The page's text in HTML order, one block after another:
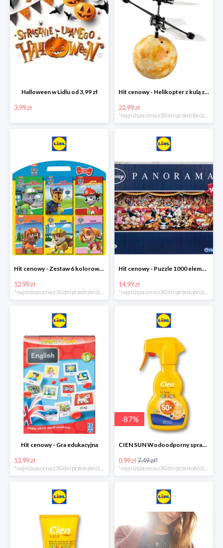
Halloween w Lidlu od 3,99 zł
3.99 zł
Hit cenowy - Helikopter z kulą z podświetleniem LED
22.99 zł
*najniższa cena z 30 dni przed obniżką
Hit cenowy - Zestaw 6 kolorowanek
12.99 zł
Hit cenowy - Puzzle 1000 elementów
14.99 zł
Hit cenowy - Gra edukacyjna
13.99 zł
*najniższa cena z 30 dni przed obniżką
-87%
CIEN SUN Wodoodporny spray do opalania dla dzieci z SPF50 -75%
0.99 zł7.49 zł*
*najniższa cena z 30 dni przed obniżką